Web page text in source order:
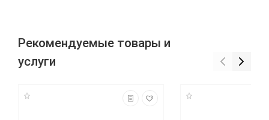
Рекомендуемые товары и
услуги